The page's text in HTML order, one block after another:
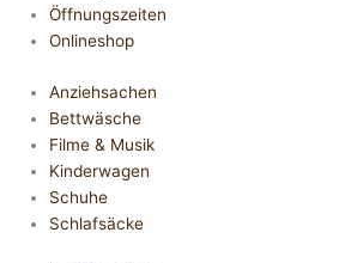
Öffnungszeiten
Onlineshop
Anziehsachen
Bettwäsche
Filme & Musik
Kinderwagen
Schuhe
Schlafsäcke